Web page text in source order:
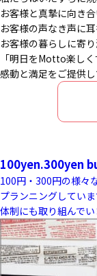
お客様と真摯に向き合
お客様の声なき声に耳
お客様の暮らしに寄
「明日をMotto楽し
感動と満足をご提供し
100yen.300yen
100円・300円の様々
プランニングしてい
体制にも取り組んでい